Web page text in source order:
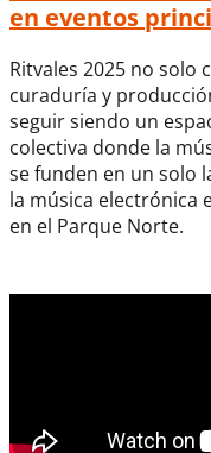
en eventos
Ritvales 2025 no solo
curaduría y
seguir siendo un
colectiva donde la
se funden en un solo
la música electrónica
en el Parque Norte.